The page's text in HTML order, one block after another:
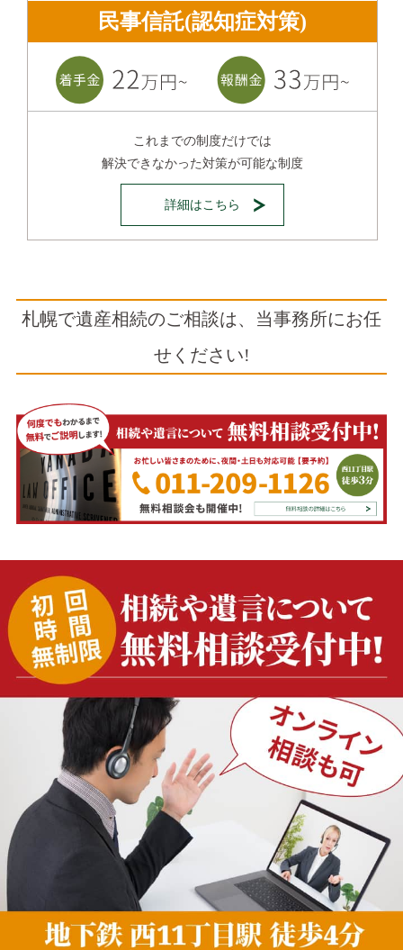
民事信託(認知症対策)
これまでの制度だけでは
解決できなかった対策が可能な制度
詳細はこちら
札幌で遺産相続のご相談は、当事務所にお任
せください!